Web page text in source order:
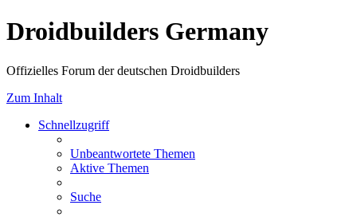
Droidbuilders Germany
Offizielles Forum der deutschen Droidbuilders
Zum Inhalt
Schnellzugriff
Unbeantwortete Themen
Aktive Themen
Suche